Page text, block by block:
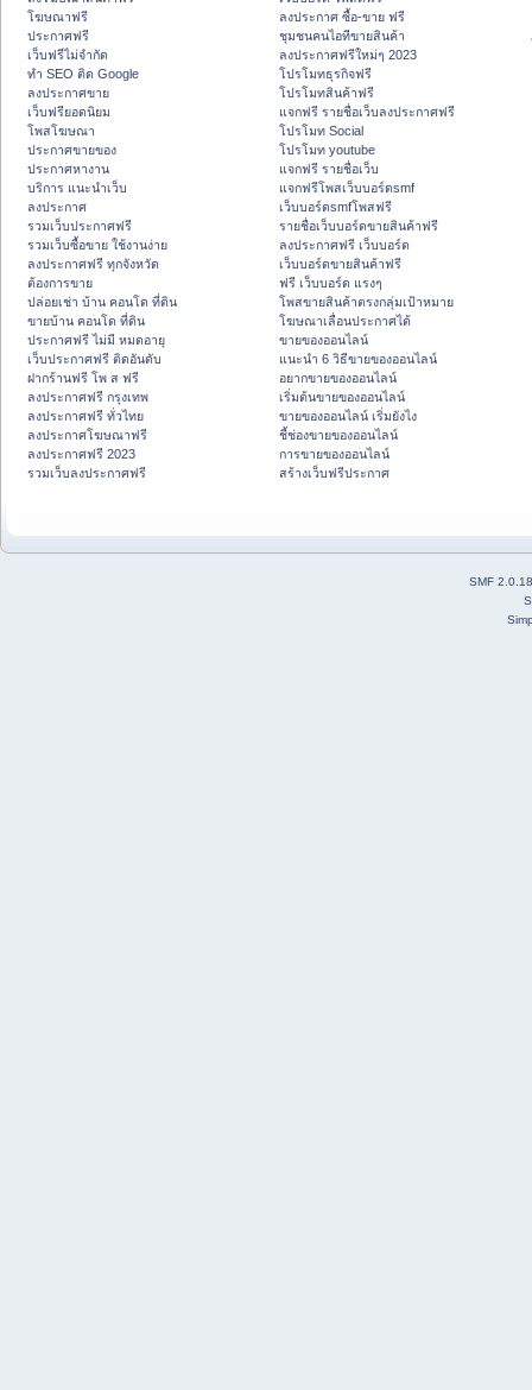
โฆษณาฟรี
ประกาศฟรี
เว็บฟรีไม่จำกัด
ทำ SEO ติด Google
ลงประกาศขาย
เว็บฟรียอดนิยม
โพสโฆษณา
ประกาศขายของ
ประกาศหางาน
บริการ แนะนำเว็บ
ลงประกาศ
รวมเว็บประกาศฟรี
รวมเว็บซื้อขาย ใช้งานง่าย
ลงประกาศฟรี ทุกจังหวัด
ต้องการขาย
ปล่อยเช่า บ้าน คอนโด ที่ดิน
ขายบ้าน คอนโด ที่ดิน
ประกาศฟรี ไม่มี หมดอายุ
เว็บประกาศฟรี ติดอันดับ
ฝากร้านฟรี โพ ส ฟรี
ลงประกาศฟรี กรุงเทพ
ลงประกาศฟรี ทั่วไทย
ลงประกาศโฆษณาฟรี
ลงประกาศฟรี 2023
รวมเว็บลงประกาศฟรี
ลงประกาศ ซื้อ-ขาย ฟรี
ชุมชนคนไอทีขายสินค้า
ลงประกาศฟรีใหม่ๆ 2023
โปรโมทธุรกิจฟรี
โปรโมทสินค้าฟรี
แจกฟรี รายชื่อเว็บลงประกาศฟรี
โปรโมท Social
โปรโมท youtube
แจกฟรี รายชื่อเว็บ
แจกฟรีโพสเว็บบอร์ดsmf
เว็บบอร์ดsmfโพสฟรี
รายชื่อเว็บบอร์ดขายสินค้าฟรี
ลงประกาศฟรี เว็บบอร์ด
เว็บบอร์ดขายสินค้าฟรี
ฟรี เว็บบอร์ด แรงๆ
โพสขายสินค้าตรงกลุ่มเป้าหมาย
โฆษณาเลื่อนประกาศได้
ขายของออนไลน์
แนะนำ 6 วิธีขายของออนไลน์
อยากขายของออนไลน์
เริ่มต้นขายของออนไลน์
ขายของออนไลน์ เริ่มยังไง
ชี้ช่องขายของออนไลน์
การขายของออนไลน์
สร้างเว็บฟรีประกาศ
SMF 2.0.18